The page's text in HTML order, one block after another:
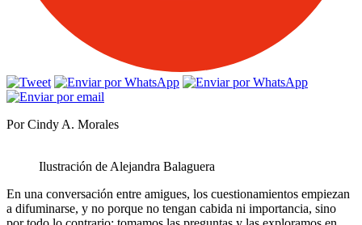
Por Cindy A. Morales
Ilustración de Alejandra Balaguera
En una conversación entre amigues, los cuestionamientos empiezan
a difuminarse, y no porque no tengan cabida ni importancia, sino